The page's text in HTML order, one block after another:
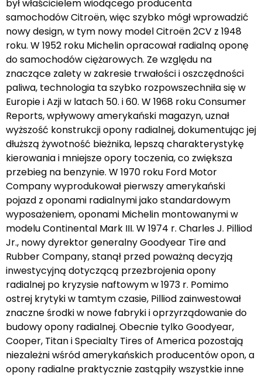
był właścicielem wiodącego producenta
samochodów Citroën, więc szybko mógł wprowadzić
nowy design, w tym nowy model Citroën 2CV z 1948
roku. W 1952 roku Michelin opracował radialną oponę
do samochodów ciężarowych. Ze względu na
znaczące zalety w zakresie trwałości i oszczędności
paliwa, technologia ta szybko rozpowszechniła się w
Europie i Azji w latach 50. i 60. W 1968 roku Consumer
Reports, wpływowy amerykański magazyn, uznał
wyższość konstrukcji opony radialnej, dokumentując jej
dłuższą żywotność bieżnika, lepszą charakterystykę
kierowania i mniejsze opory toczenia, co zwiększa
przebieg na benzynie. W 1970 roku Ford Motor
Company wyprodukował pierwszy amerykański
pojazd z oponami radialnymi jako standardowym
wyposażeniem, oponami Michelin montowanymi w
modelu Continental Mark III. W 1974 r. Charles J. Pilliod
Jr., nowy dyrektor generalny Goodyear Tire and
Rubber Company, stanął przed poważną decyzją
inwestycyjną dotyczącą przezbrojenia opony
radialnej po kryzysie naftowym w 1973 r. Pomimo
ostrej krytyki w tamtym czasie, Pilliod zainwestował
znaczne środki w nowe fabryki i oprzyrządowanie do
budowy opony radialnej. Obecnie tylko Goodyear,
Cooper, Titan i Specialty Tires of America pozostają
niezależni wśród amerykańskich producentów opon, a
opony radialne praktycznie zastąpiły wszystkie inne